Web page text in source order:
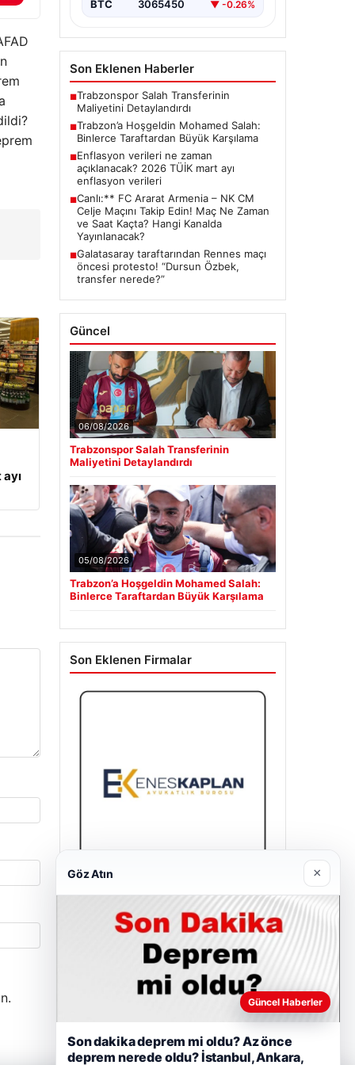
BTC 3065450 ▼ -0.26%
Son Eklenen Haberler
■Trabzonspor Salah Transferinin
Maliyetini Detaylandırdı
■Trabzon’a Hoşgeldin Mohamed Salah:
Binlerce Taraftardan Büyük Karşılama
■Enflasyon verileri ne zaman
açıklanacak? 2026 TÜİK mart ayı
enflasyon verileri
■Canlı:** FC Ararat Armenia – NK CM
Celje Maçını Takip Edin! Maç Ne Zaman
ve Saat Kaçta? Hangi Kanalda
Yayınlanacak?
■Galatasaray taraftarından Rennes maçı
öncesi protesto! “Dursun Özbek,
transfer nerede?”
Güncel
06/08/2026
Trabzonspor Salah Transferinin
Maliyetini Detaylandırdı
05/08/2026
Trabzon’a Hoşgeldin Mohamed Salah:
Binlerce Taraftardan Büyük Karşılama
Son Eklenen Firmalar
Enes Kaplan Avukatlık Bürosu
28/04/2026
Göz Atın ×
Güncel Haberler
Son dakika deprem mi oldu? Az önce
deprem nerede oldu? İstanbul, Ankara,